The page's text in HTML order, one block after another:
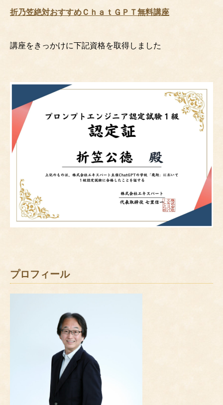
折乃笠絶対おすすめＣｈａｔＧＰＴ無料講座
講座をきっかけに下記資格を取得しました
プロフィール